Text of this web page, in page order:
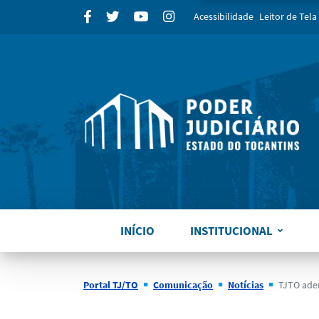
para
FacebookTwitter YoutubeInstagram
Acessibilidade Leitor de Tela
INÍCIO INSTITUCIONAL
Portal TJ/TO Comunicação Notícias TJTO adere aos